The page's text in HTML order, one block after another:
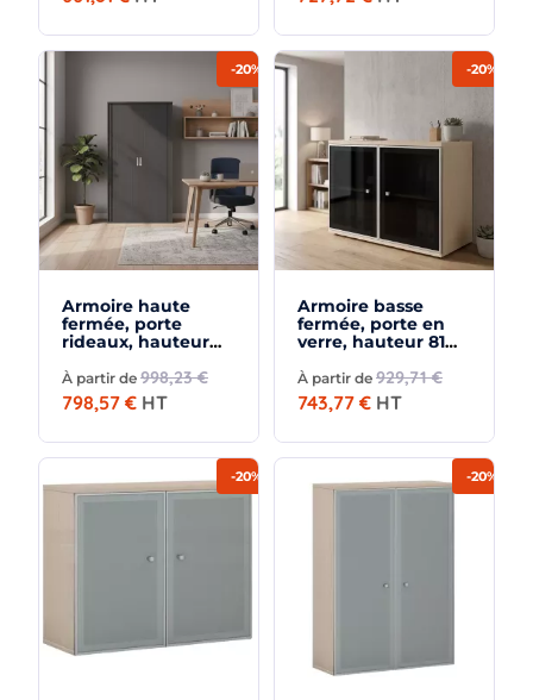
Armoire haute
fermée, porte
rideaux, hauteur
À partir de 998,23 €
798,57 € HT
-20%
Armoire basse
fermée, porte en
verre, hauteur 81
À partir de 929,71 €
743,77 € HT
-20%
-20% -20%